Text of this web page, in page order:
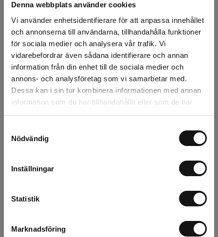
Denna webbplats använder cookies
Vi använder enhetsidentifierare för att anpassa innehållet
och annonserna till användarna, tillhandahålla funktioner
för sociala medier och analysera vår trafik. Vi
vidarebefordrar även sådana identifierare och annan
information från din enhet till de sociala medier och
annons- och analysföretag som vi samarbetar med.
Dessa kan i sin tur kombinera informationen med annan
information som du har tillhandahållit eller som de har
samlat in när du har använt deras tjänster.
Nödvändig
Inställningar
Statistik
Marknadsföring
27 kr
Lägg i varukorgen
Snabba leveranser
Kvalitetsprodukter
Över 30 år i branschen!